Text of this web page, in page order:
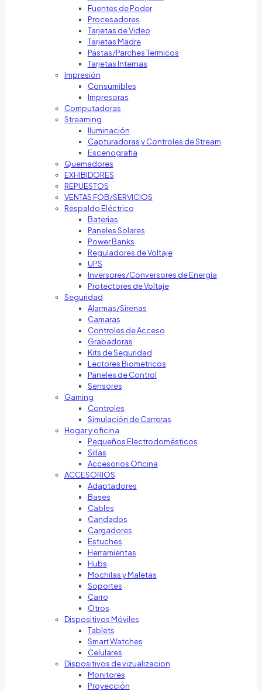
Fuentes de Poder
Procesadores
Tarjetas de Video
Tarjetas Madre
Pastas/Parches Termicos
Tarjetas Internas
Impresión
Consumibles
Impresoras
Computadoras
Streaming
Iluminación
Capturadoras y Controles de Stream
Escenografia
Quemadores
EXHIBIDORES
REPUESTOS
VENTAS FOB/SERVICIOS
Respaldo Eléctrico
Baterias
Paneles Solares
Power Banks
Reguladores de Voltaje
UPS
Inversores/Conversores de Energía
Protectores de Voltaje
Seguridad
Alarmas/Sirenas
Camaras
Controles de Acceso
Grabadoras
Kits de Seguridad
Lectores Biometricos
Paneles de Control
Sensores
Gaming
Controles
Simulación de Carreras
Hogar y oficina
Pequeños Electrodomésticos
Sillas
Accesorios Oficina
ACCESORIOS
Adaptadores
Bases
Cables
Candados
Cargadores
Estuches
Herramientas
Hubs
Mochilas y Maletas
Soportes
Carro
Otros
Dispositivos Móviles
Tablets
Smart Watches
Celulares
Dispositivos de vizualizacion
Monitores
Proyección